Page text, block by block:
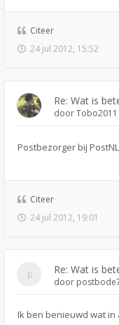
Citeer
24 jul 2012, 15:52
Re: Wat is
doorTobo2011
Postbezorger bij PostNL
Citeer
24 jul 2012, 19:01
Re: Wat is
door
Ik ben benieuwd wat